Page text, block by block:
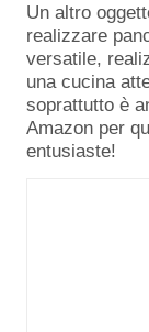
Un altro
realizzare
versatile,
una cucina
soprattutto è
Amazon per
entusiaste!